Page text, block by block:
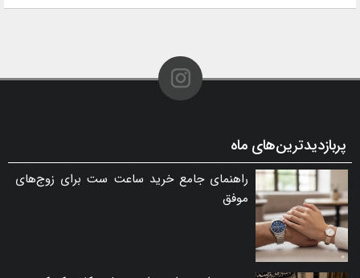
پربازدیدترین‌های ماه
راهنمای جامع خرید ساعت ست برای زوج‌های
موفق